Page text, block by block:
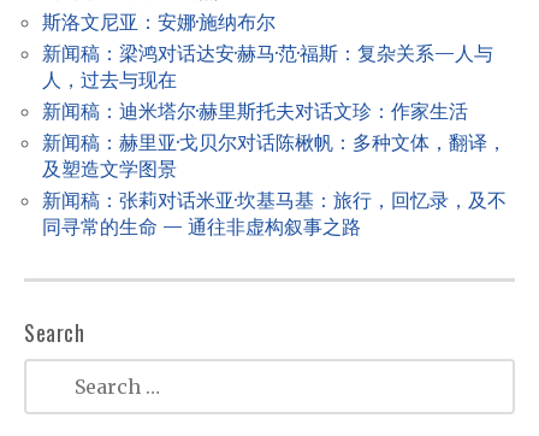
g
a
i
n
斯洛文尼亚：安娜·施纳布尔
新闻稿：梁鸿对话达安·赫马·范·福斯：复杂关系—人与
人，过去与现在
新闻稿：迪米塔尔·赫里斯托夫对话文珍：作家生活
新闻稿：赫里亚·戈贝尔对话陈楸帆：多种文体，翻译，
及塑造文学图景
新闻稿：张莉对话米亚·坎基马基：旅行，回忆录，及不
同寻常的生命 — 通往非虚构叙事之路
Search